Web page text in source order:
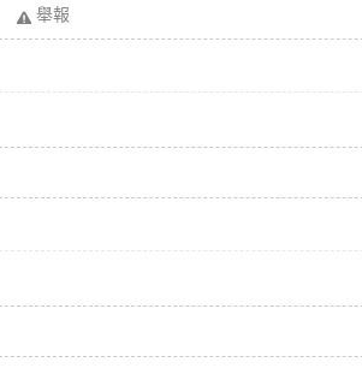
舉報